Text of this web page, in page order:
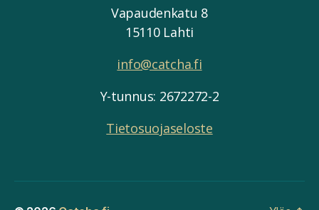
Vapaudenkatu 8
15110 Lahti
info@catcha.fi
Y-tunnus: 2672272-2
Tietosuojaseloste